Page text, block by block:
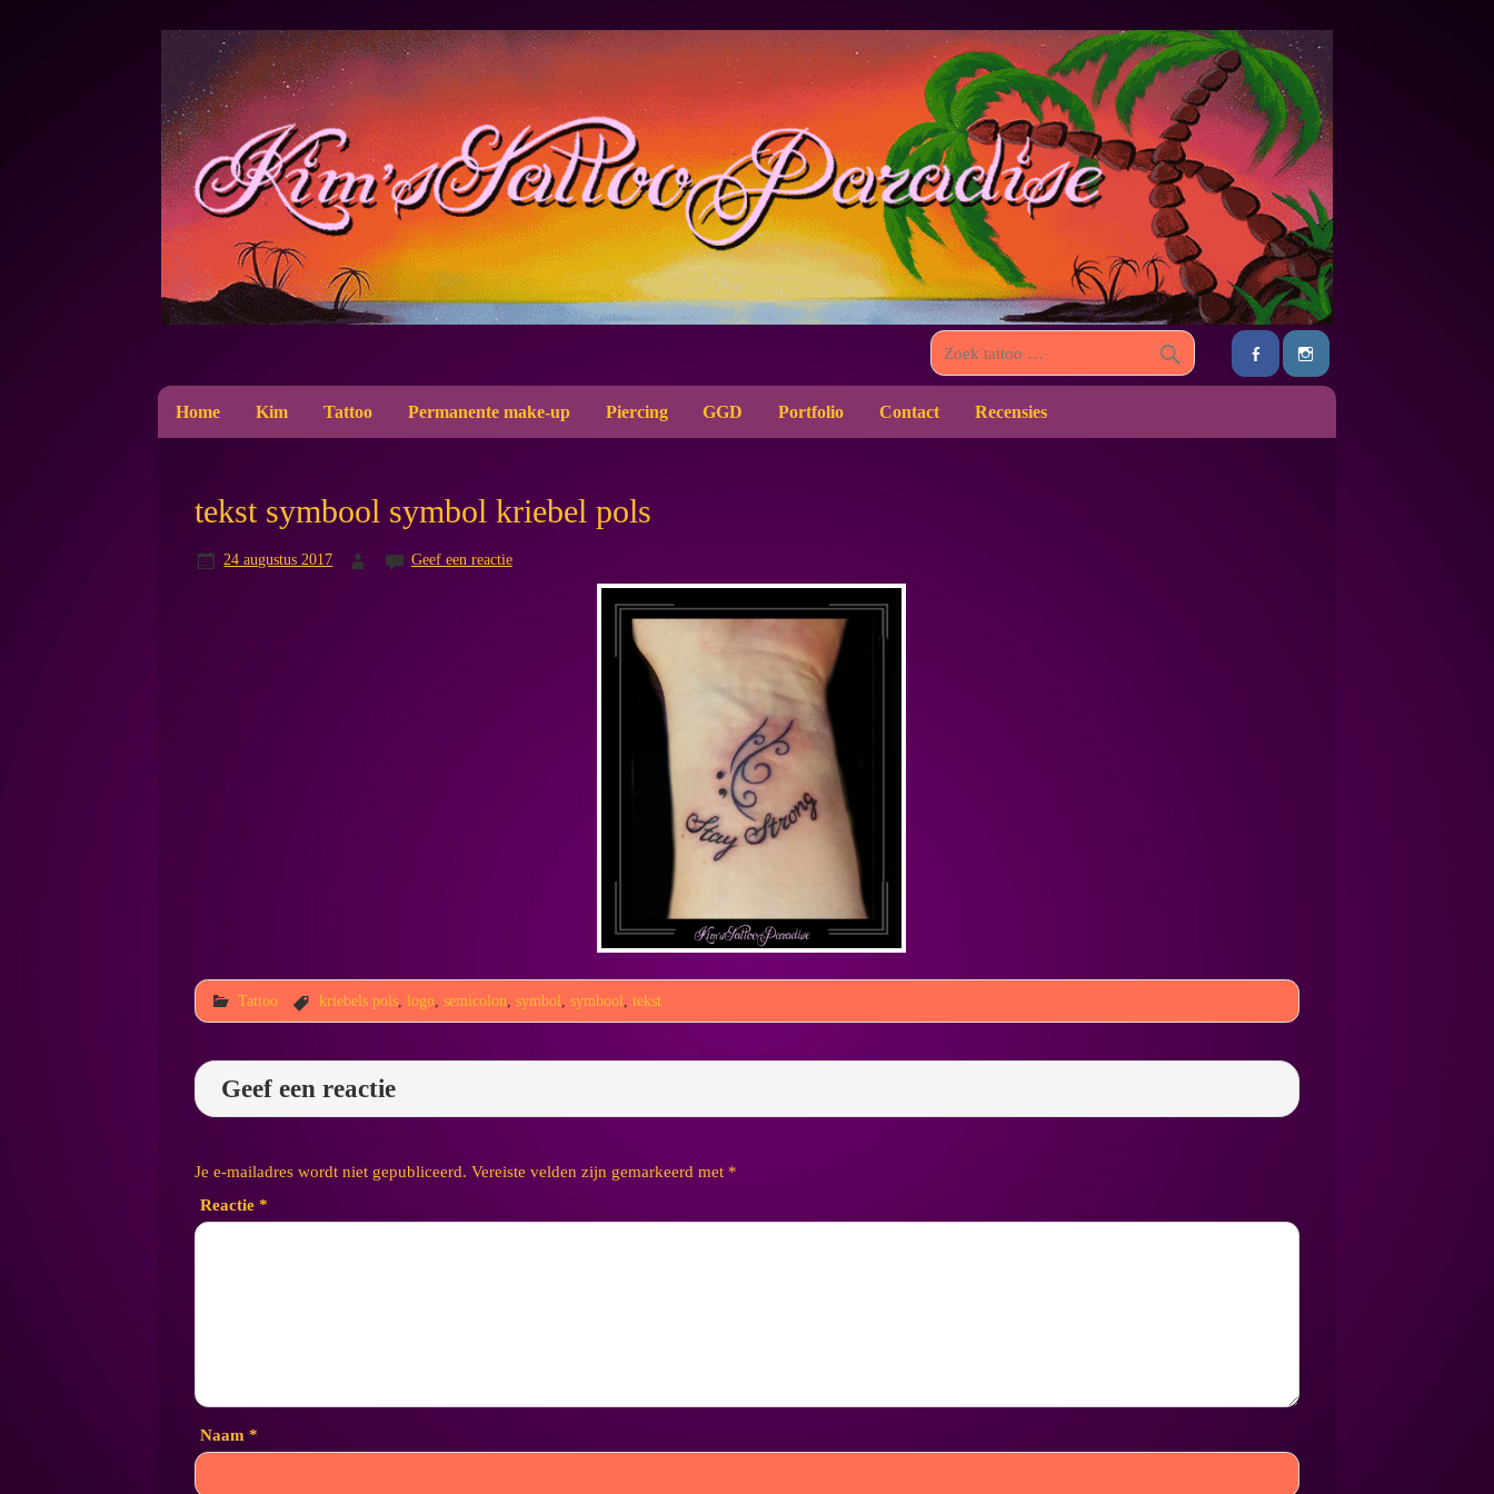
Home Kim Tattoo Permanente make-up Piercing GGD Portfolio Contact Recensies
tekst symbool symbol kriebel pols
24 augustus 2017 Geef een reactie
Tattoo kriebels pols logo ,semicolon ,symbol ,symbool ,tekst
Geef een reactie
Je e-mailadres wordt niet gepubliceerd. Vereiste velden zijn gemarkeerd met *
Reactie *
Naam *